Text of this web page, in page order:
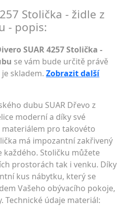
Stolička - židle z
- popis:
SUAR 4257 Stolička -
se vám bude určitě právě
skladem. Zobrazit další
dubu SUAR Dřevo z
moderní a díky své
pro takovéto
má impozantní zakřivený
každého. Stoličku můžete
prostorách tak i venku. Díky
kus nábytku, který se
Vašeho obývacího pokoje,
Technické údaje materiál: